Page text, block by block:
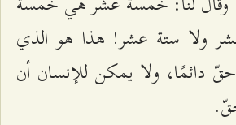
ولا ستة عشر! هذا هو الذي
دائمًا، ولا يمكن للإنسان أن